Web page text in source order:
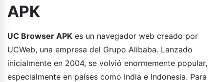
APK
UC Browser APK es un navegador web creado por
UCWeb, una empresa del Grupo Alibaba. Lanzado
inicialmente en 2004, se volvió enormemente popular,
especialmente en países como India e Indonesia. Para